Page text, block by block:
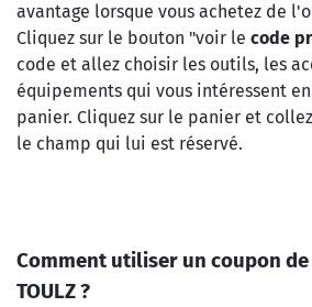
avantage lorsque vous achetez de
Cliquez sur le bouton "voir le code
code et allez choisir les outils, les
équipements qui vous intéressent
panier. Cliquez sur le panier et
le champ qui lui est réservé.
Comment utiliser un coupon
TOULZ ?